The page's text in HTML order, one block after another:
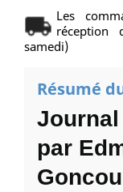
Les
réception
samedi)
Résumé
par